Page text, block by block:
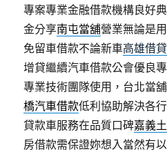
專案專業金融借款機構良好
金分享南屯當舖營業無論是
免留車借款不論新車高雄借貸
增貸繼續汽車借款公會優良
專業技術團隊使用，台北當
橋汽車借款低利協助解決各
貸款車服務在品質口碑嘉義
房借款需保證妳想入當然有